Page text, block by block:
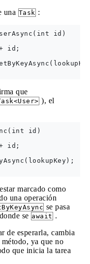
una Task :
id)
id;
que
), el
id)
id;
marcado como
una operación
se pasa
se await .
de esperarla, cambia
ya que no
que inicia la tarea